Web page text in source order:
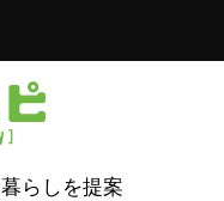
らしを提案